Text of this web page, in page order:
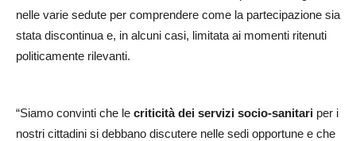
nelle varie sedute per comprendere come la partecipazione sia
stata discontinua e, in alcuni casi, limitata ai momenti ritenuti
politicamente rilevanti.
“Siamo convinti che le criticità dei servizi socio-sanitari per i
nostri cittadini si debbano discutere nelle sedi opportune e che